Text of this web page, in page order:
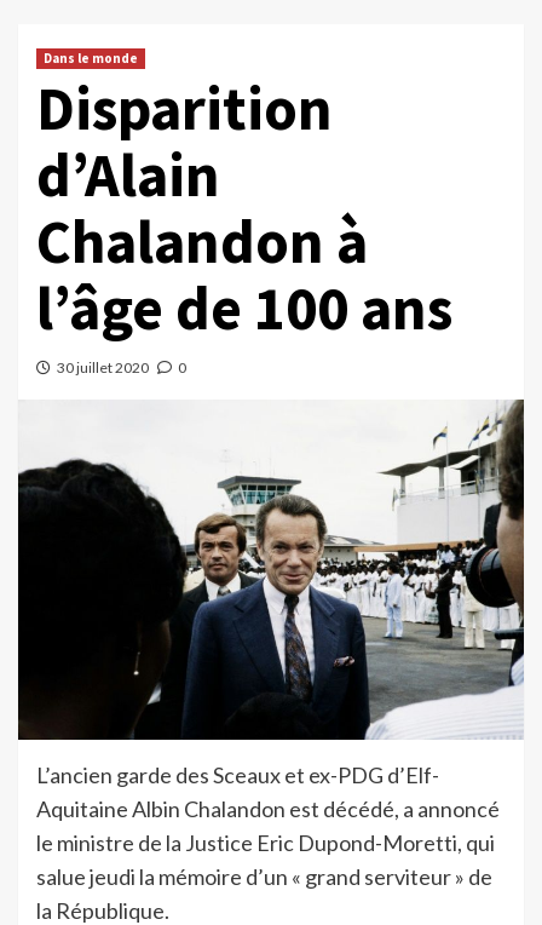
Dans le monde
Disparition
d’Alain
Chalandon à
l’âge de 100 ans
30 juillet 2020 0
L’ancien garde des Sceaux et ex-PDG d’Elf-
Aquitaine Albin Chalandon est décédé, a annoncé
le ministre de la Justice Eric Dupond-Moretti, qui
salue jeudi la mémoire d’un « grand serviteur » de
la République.